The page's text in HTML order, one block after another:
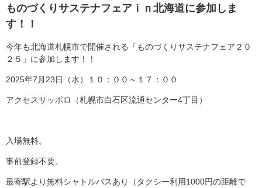
ものづくりサステナフェアｉｎ北海道に参加しま
す！！
今年も北海道札幌市で開催される「ものづくりサステナフェア２０
２５」に参加します！！
2025年7月23日（水）１０：００～１７：００
アクセスサッポロ（札幌市白石区流通センター4丁目）
入場無料。
事前登録不要。
最寄駅より無料シャトルバスあり（タクシー利用1000円の距離で